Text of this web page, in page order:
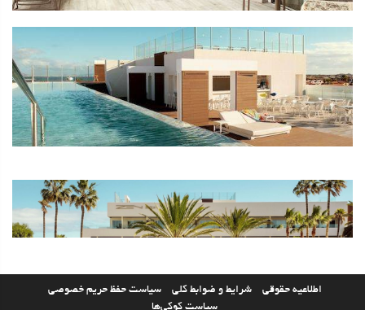
اطلاعیه حقوقی شرایط و ضوابط کلی
سیاست حفظ حریم خصوصی
سیاست کوکی‌ها